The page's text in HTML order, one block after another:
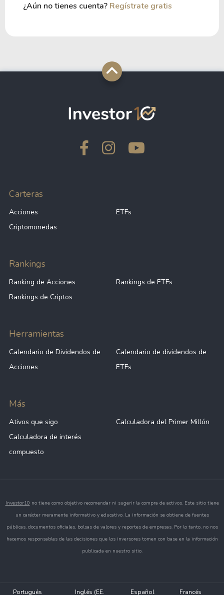
¿Aún no tienes cuenta? Regístrate gratis
Carteras
Acciones
ETFs
Criptomonedas
Rankings
Ranking de Acciones
Rankings de ETFs
Rankings de Criptos
Herramientas
Calendario de Dividendos de
Acciones
Calendario de dividendos de
ETFs
Más
Ativos que sigo
Calculadora del Primer Millón
Calculadora de interés
compuesto
Investor10 no tiene como objetivo recomendar ni sugerir la compra de activos. Este sitio tiene
un carácter meramente informativo y educativo. La información se obtiene de fuentes
públicas, documentos oficiales, bolsas de valores y reportes de empresas. Por lo tanto, no nos
hacemos responsables de las decisiones que los inversores tomen con base en la información
publicada en nuestro sitio.
Portugués Inglés (EE. Español Francés